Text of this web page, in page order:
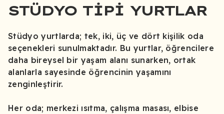
STÜDYO TIPI YURTLAR
Stüdyo yurtlarda; tek, iki, üç ve dört kişilik oda
seçenekleri sunulmaktadır. Bu yurtlar, öğrencilere
daha bireysel bir yaşam alanı sunarken, ortak
alanlarla sayesinde öğrencinin yaşamını
zenginleştirir.
Her oda; merkezi ısıtma, çalışma masası, elbise